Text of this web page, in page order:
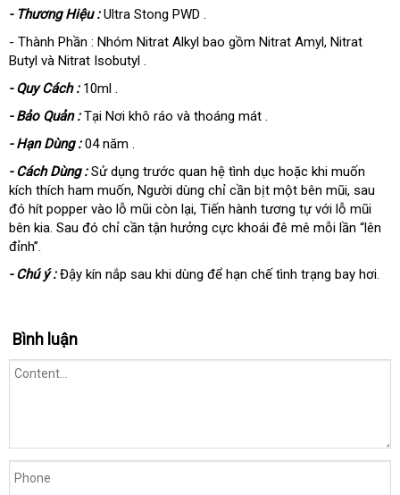
- Thương Hiệu :Ultra Stong PWD .
- Thành Phần : Nhóm Nitrat Alkyl bao gồm Nitrat Amyl, Nitrat
Butyl và Nitrat Isobutyl .
- Quy Cách :10ml .
- Bảo Quản :Tại Nơi khô ráo và thoáng mát .
- Hạn Dùng :04 năm .
- Cách Dùng : Sử dụng trước quan hệ tình dục hoặc khi muốn
kích thích ham muốn, Người dùng chỉ cần bịt một bên mũi, sau
đó hít popper vào lỗ mũi còn lại, Tiến hành tương tựvới lỗ mũi
bên kia. Sau đó chỉ cần tận hưởng cực khoái đê mê mỗi lần “lên
đỉnh”.
- Chú ý :Đậy kín nắp sau khi dùng để hạn chế tình trạng bay hơi.
Bình luận